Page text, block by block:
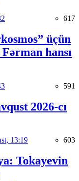
617
üçün
hansı
591
2026-cı
13:19 603
Tokayevin